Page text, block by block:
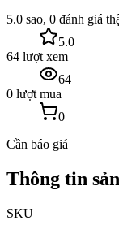
5.0 sao, 0 đánh giá
5.0
64 lượt xem
64
0 lượt mua
0
Cần báo giá
Thông tin
SKU